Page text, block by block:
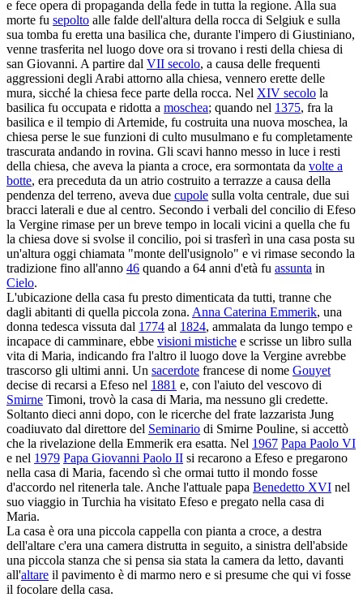
e fece opera di propaganda della fede in tutta la regione. Alla sua
morte fu sepolto alle falde dell'altura della rocca di Selgiuk e sulla
sua tomba fu eretta una basilica che, durante l'impero di Giustiniano,
venne trasferita nel luogo dove ora si trovano i resti della chiesa di
san Giovanni. A partire dal VII secolo, a causa delle frequenti
aggressioni degli Arabi attorno alla chiesa, vennero erette delle
mura, sicché la chiesa fece parte della rocca. Nel XIV secolo la
basilica fu occupata e ridotta a moschea; quando nel 1375, fra la
basilica e il tempio di Artemide, fu costruita una nuova moschea, la
chiesa perse le sue funzioni di culto musulmano e fu completamente
trascurata andando in rovina. Gli scavi hanno messo in luce i resti
della chiesa, che aveva la pianta a croce, era sormontata da volte a
botte, era preceduta da un atrio costruito a terrazze a causa della
pendenza del terreno, aveva due cupole sulla volta centrale, due sui
bracci laterali e due al centro. Secondo i verbali del concilio di Efeso
la Vergine rimase per un breve tempo in locali vicini a quella che fu
la chiesa dove si svolse il concilio, poi si trasferì in una casa posta su
un'altura oggi chiamata "monte dell'usignolo" e vi rimase secondo la
tradizione fino all'anno 46 quando a 64 anni d'età fu assunta in
Cielo.
L'ubicazione della casa fu presto dimenticata da tutti, tranne che
dagli abitanti di quella piccola zona. Anna Caterina Emmerik, una
donna tedesca vissuta dal 1774 al 1824, ammalata da lungo tempo e
incapace di camminare, ebbe visioni mistiche e scrisse un libro sulla
vita di Maria, indicando fra l'altro il luogo dove la Vergine avrebbe
trascorso gli ultimi anni. Un sacerdote francese di nome Gouyet
decise di recarsi a Efeso nel 1881 e, con l'aiuto del vescovo di
Smirne Timoni, trovò la casa di Maria, ma nessuno gli credette.
Soltanto dieci anni dopo, con le ricerche del frate lazzarista Jung
coadiuvato dal direttore del Seminario di Smirne Pouline, si accettò
che la rivelazione della Emmerik era esatta. Nel 1967 Papa Paolo VI
e nel 1979 Papa Giovanni Paolo II si recarono a Efeso e pregarono
nella casa di Maria, facendo sì che ormai tutto il mondo fosse
d'accordo nel ritenerla tale. Anche l'attuale papa Benedetto XVI nel
suo viaggio in Turchia ha visitato Efeso e pregato nella casa di
Maria.
La casa è ora una piccola cappella con pianta a croce, a destra
dell'altare c'era una camera distrutta in seguito, a sinistra dell'abside
una piccola stanza che si pensa sia stata la camera da letto, davanti
all'altare il pavimento è di marmo nero e si presume che qui vi fosse
il focolare della casa.